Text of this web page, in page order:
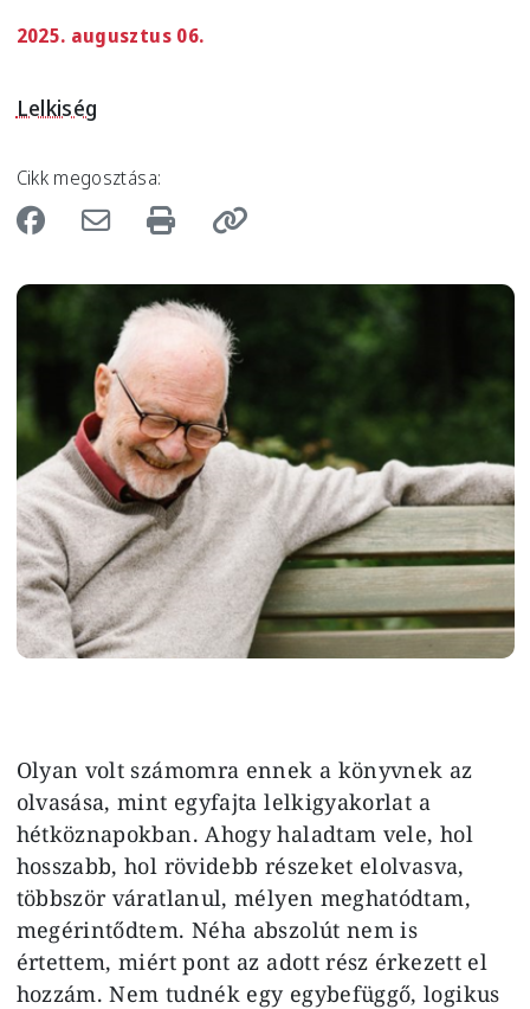
2025. augusztus 06.
Lelkiség
Cikk megosztása:
Image
Olyan volt számomra ennek a könyvnek az
olvasása, mint egyfajta lelkigyakorlat a
hétköznapokban. Ahogy haladtam vele, hol
hosszabb, hol rövidebb részeket elolvasva,
többször váratlanul, mélyen meghatódtam,
megérintődtem. Néha abszolút nem is
értettem, miért pont az adott rész érkezett el
hozzám. Nem tudnék egy egybefüggő, logikus